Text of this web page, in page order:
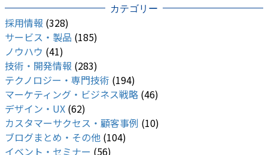
カテゴリー
採用情報 (328)
サービス・製品 (185)
ノウハウ (41)
技術・開発情報 (283)
テクノロジー・専門技術 (194)
マーケティング・ビジネス戦略 (46)
デザイン・UX (62)
カスタマーサクセス・顧客事例 (10)
ブログまとめ・その他 (104)
イベント・セミナー (56)